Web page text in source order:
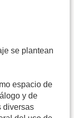
se plantean
espacio de
y de
diversas